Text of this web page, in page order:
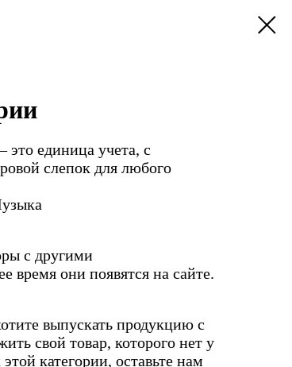
единица учета, с
слепок для любого
с другими
время они появятся на сайте.
выпускать продукцию с
свой товар, которого нет у
категории, оставьте нам